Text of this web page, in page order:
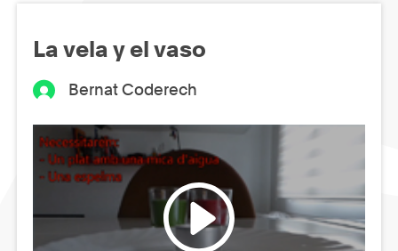
La vela y el vaso
Bernat Coderech